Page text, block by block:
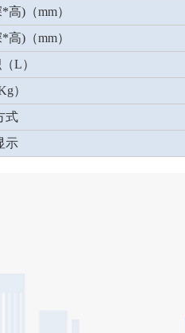
)（mm）
)（mm）
L）
）
式
示